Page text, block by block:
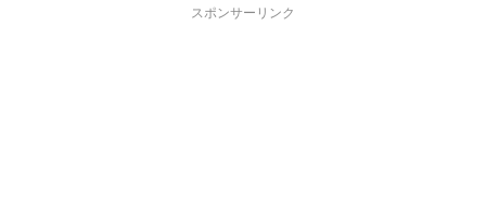
スポンサーリンク